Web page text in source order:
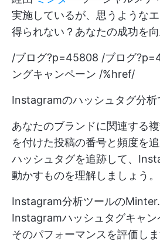
実施しているが、思うような
得られない？あなたの成功を向
/ブログ?p=45808 /ブログ
ングキャンペーン /%href/
Instagramのハッシュタグ分析
あなたのブランドに関連する
を付けた投稿の番号と頻度を
ハッシュタグを追跡して、
動かすものを理解しましょう。
Instagram分析ツールの
Instagramハッシュタグキャン
そのパフォーマンスを評価し